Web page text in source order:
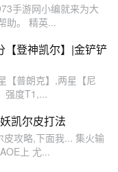
手游网小编就来为大
助。 精英...
【登神凯尔】|金铲铲
【普朗克】,两星【尼
强度T1,...
凯尔皮打法
攻略,下面我... 集火输
上 尤...